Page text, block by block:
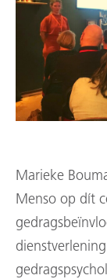
Marieke
Menso op dít